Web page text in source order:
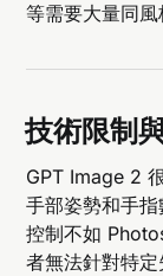
等需要大量同風
技術限制
GPT Image 2
手部姿勢和手
控制不如
者無法針對特定